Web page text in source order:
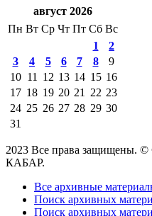
август 2026
Пн Вт Ср Чт Пт Сб Вс
1
2
3
4 5 6 7 8
9
10 11 12 13 14 15 16
17 18 19 20 21 22 23
24 25 26 27 28 29 30
31
2023 Все права защищены.
КАБАР.
Все архивные
Поиск архивных
Поиск архивных